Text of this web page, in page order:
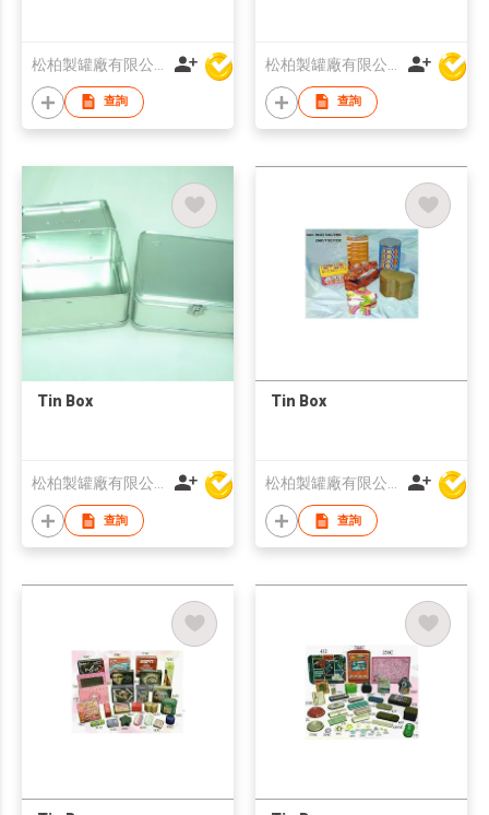
查詢 查詢
Tin Box
松柏製罐廠有限公司
查詢
Tin Box
松柏製罐廠有限公司
查詢